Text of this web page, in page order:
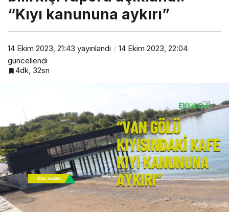
“Kıyı kanununa aykırı”
14 Ekim 2023, 21:43 yayınlandı
14 Ekim 2023, 22:04
güncellendi
4dk, 32sn